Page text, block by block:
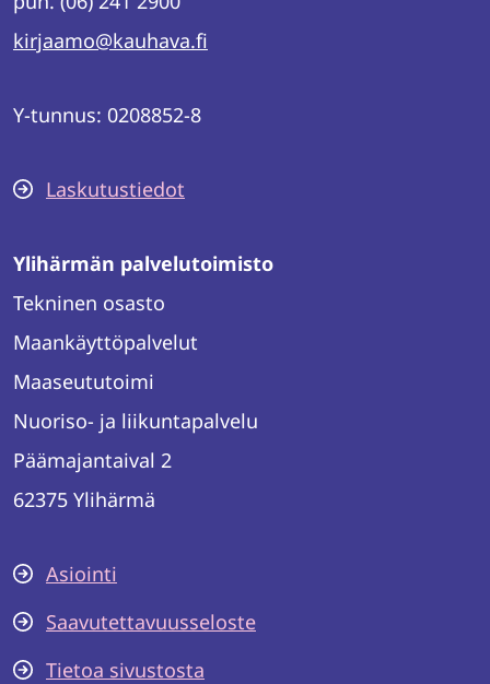
kirjaamo@kauhava.fi
Y-tunnus: 0208852-8
Laskutustiedot
Ylihärmän palvelutoimisto
Tekninen osasto
Maankäyttöpalvelut
Maaseututoimi
Nuoriso- ja liikuntapalvelu
Päämajantaival 2
62375 Ylihärmä
Asiointi
Saavutettavuusseloste
Tietoa sivustosta